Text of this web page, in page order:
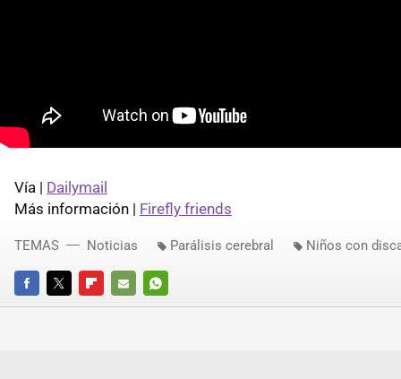
Vía | Dailymail
Más información | Firefly friends
FACEBOOKTWITTERFLIPBOARD
E-
WHATSAPP
TEMAS Noticias Parálisis cerebral Niños con